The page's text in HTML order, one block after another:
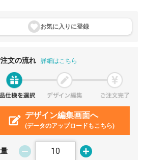
お気に入りに登録
文の流れ 詳細はこちら
デザイン編集画面へ
(データのアップロードもこちら)